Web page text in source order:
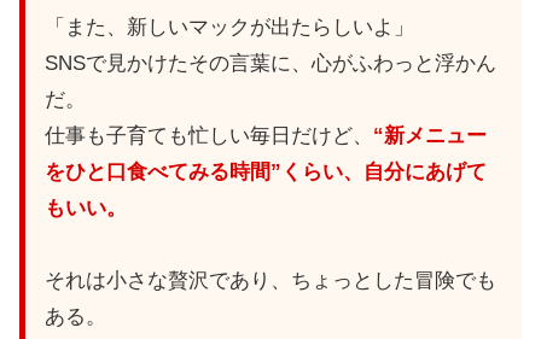
「また、新しいマックが出たらしいよ」
SNSで見かけたその言葉に、心がふわっと浮かん
だ。
仕事も子育ても忙しい毎日だけど、 “新メニュー
をひと口食べてみる時間”くらい、自分にあげて
もいい。
それは小さな贅沢であり、ちょっとした冒険でも
ある。